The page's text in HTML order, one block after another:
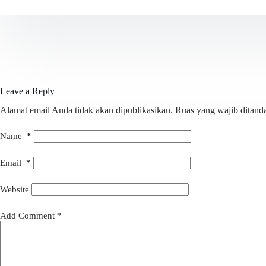
Leave a Reply
Alamat email Anda tidak akan dipublikasikan. Ruas yang wajib
Name *
Email *
Website
Add Comment *